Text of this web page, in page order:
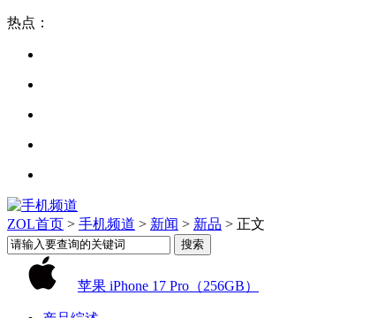
热点：
ZOL首页 > 手机频道 > 新闻 > 新品 > 正文
苹果 iPhone 17 Pro（256GB）